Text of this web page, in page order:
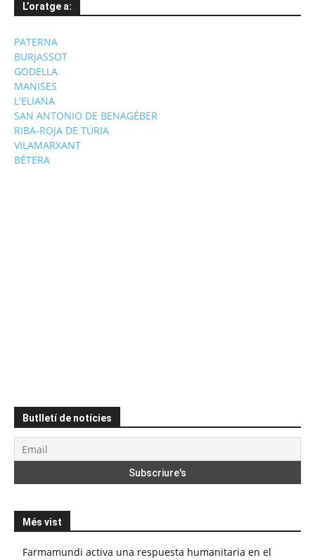
L’oratge a:
PATERNA
BURJASSOT
GODELLA
MANISES
L'ELIANA
SAN ANTONIO DE BENAGÉBER
RIBA-ROJA DE TÚRIA
VILAMARXANT
BÉTERA
Butlletí de notícies
Més vist
Farmamundi activa una respuesta humanitaria en el